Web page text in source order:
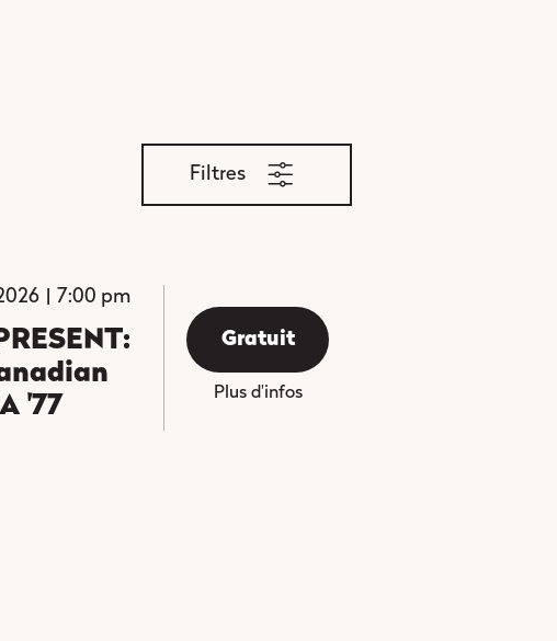
à cette sélection.
Filtres
7:00 pm
'77
Gratuit
Plus d'infos